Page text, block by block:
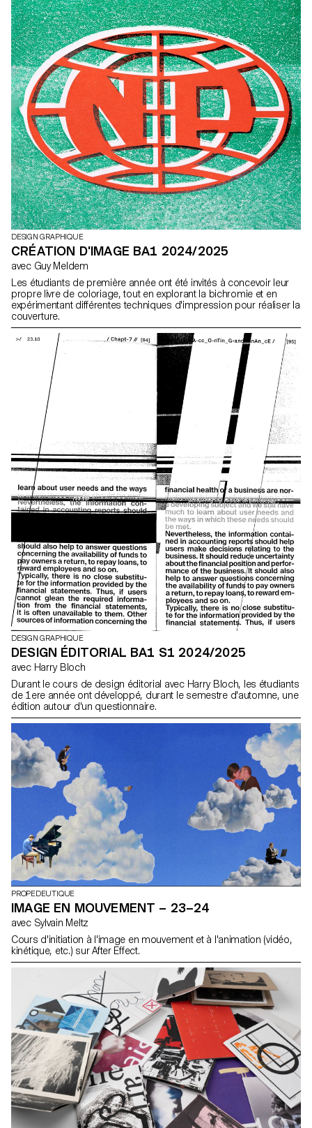
DESIGN GRAPHIQUE
CRÉATION D'IMAGE BA1 2024/2025
avec Guy Meldem
Les étudiants de première année ont été invités à concevoir leur
propre livre de coloriage, tout en explorant la bichromie et en
expérimentant différentes techniques d'impression pour réaliser la
couverture.
DESIGN GRAPHIQUE
DESIGN ÉDITORIAL BA1 S1 2024/2025
avec Harry Bloch
Durant le cours de design éditorial avec Harry Bloch, les étudiants
de 1ere année ont développé, durant le semestre d'automne, une
édition autour d'un questionnaire.
PROPEDEUTIQUE
IMAGE EN MOUVEMENT – 23–24
avec Sylvain Meltz
Cours d'initiation à l'image en mouvement et à l'animation (vidéo,
kinétique, etc.) sur After Effect.